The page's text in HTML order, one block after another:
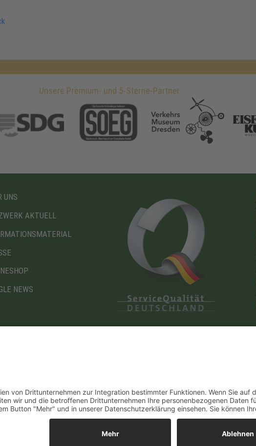
Unsere Premium- und 5-Sterne-Partner
UNS
AKTUELL
NEWS
Diese Maßnahme wird mitfinanziert mit Steuermitteln
auf Grundlage des von den Abgeordneten des
Sächsischen Landtags beschlossenen Haushaltes.